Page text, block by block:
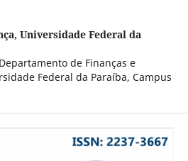
Universidade Federal da
de Finanças e
Federal da Paraíba, Campus